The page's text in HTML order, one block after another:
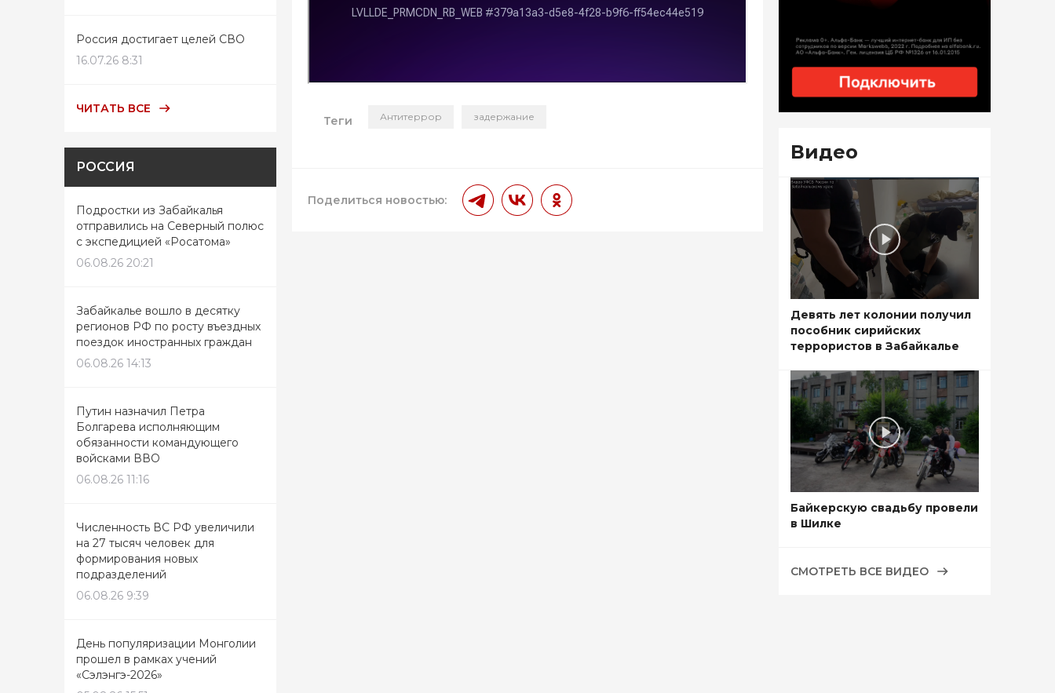
Россия достигает целей СВО
16.07.26 8:31
ЧИТАТЬ ВСЕ
РОССИЯ
Подростки из Забайкалья
отправились на Северный полюс
с экспедицией «Росатома»
06.08.26 20:21
Забайкалье вошло в десятку
регионов РФ по росту въездных
поездок иностранных граждан
06.08.26 14:13
Путин назначил Петра
Болгарева исполняющим
обязанности командующего
войсками ВВО
06.08.26 11:16
Численность ВС РФ увеличили
на 27 тысяч человек для
формирования новых
подразделений
06.08.26 9:39
День популяризации Монголии
прошел в рамках учений
«Сэлэнгэ-2026»
Теги Антитеррор задержание
Поделиться новостью:
Видео
Девять лет колонии получил
пособник сирийских
террористов в Забайкалье
Байкерскую свадьбу провели
в Шилке
СМОТРЕТЬ ВСЕ ВИДЕО